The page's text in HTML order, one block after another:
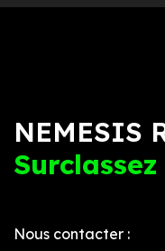
NEMESIS
Nous contacter :